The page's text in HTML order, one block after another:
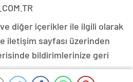
diğer içerikler ile ilgili olarak
iletişim sayfası üzerinden
bildirimlerinize geri